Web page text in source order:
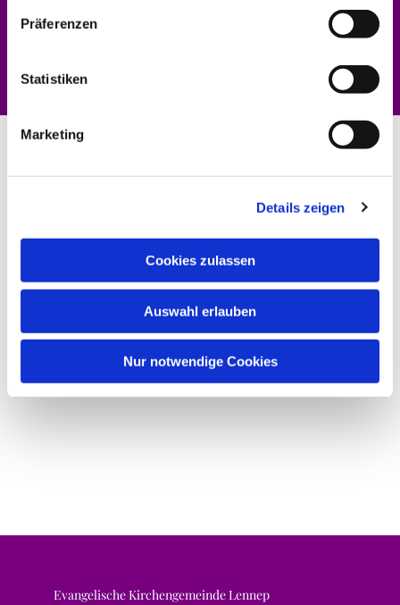
Präferenzen
Statistiken
Marketing
Details zeigen
Cookies zulassen
Auswahl erlauben
Nur notwendige Cookies
Evangelische Kirchengemeinde Lennep